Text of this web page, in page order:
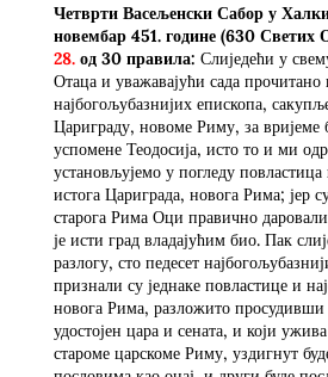
Четврти Васељенски Сабор у
новембар 451. године (630 Светих
28.од 30 правила: Слиједећи у
Отаца и уважавајући сада прочитано
најбогољубазнијих епископа,
Цариграду, новоме Риму, за вријеме
успомене Теодосија, исто то и ми
установљујемо у погледу повластица
истога Цариграда, новога Рима; јер
старога Рима Оци правично
је исти град владајућим био. Пак
разлогу, сто педесет
признали су једнаке повластице и
новога Рима, разложито просудивши
удостојен цара и сената, и који
староме царскоме Риму, уздигнут